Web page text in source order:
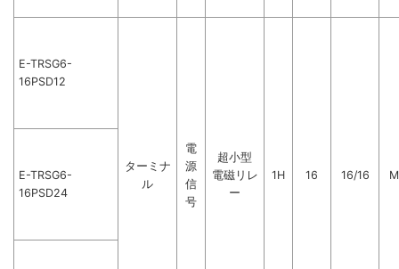
E-TRSG6-
16PSD12
ターミナ
ル
電
源
信
号
超小型
電磁リレ
ー
1H 16 16/16
E-TRSG6-
16PSD24